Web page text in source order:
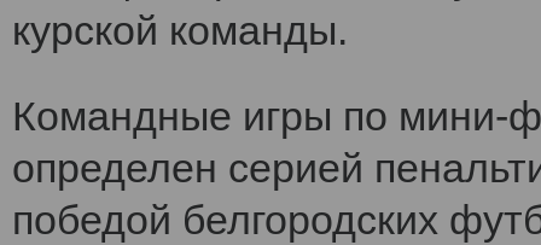
курской команды.
Командные игры по мини-
определен серией
победой белгородских